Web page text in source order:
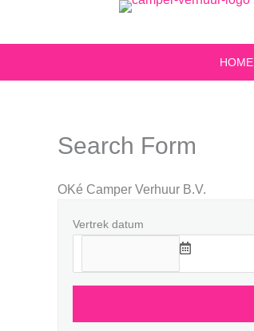
HOME
Search Form
OKé Camper Verhuur B.V.
Vertrek datum